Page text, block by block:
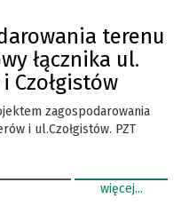
terenu
łącznika ul.
Czołgistów
zagospodarowania
i ul.Czołgistów. PZT
więcej...